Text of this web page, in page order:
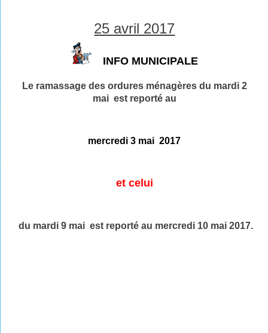
25 avril 2017
INFO MUNICIPALE
Le ramassage des ordures ménagères du mardi 2
mai est reporté au
mercredi 3 mai 2017
et celui
du mardi 9 mai est reporté au mercredi 10 mai 2017.